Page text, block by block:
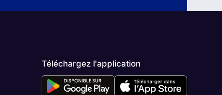
Téléchargez l'application